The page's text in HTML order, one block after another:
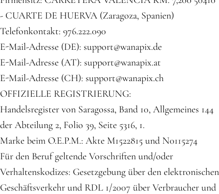
- CUARTE DE HUERVA (Zaragoza, Spanien)
Telefonkontakt: 976.222.090
E-Mail-Adresse (DE): support@wanapix.de
E-Mail-Adresse (AT): support@wanapix.at
E-Mail-Adresse (CH): support@wanapix.ch
OFFIZIELLE REGISTRIERUNG:
Handelsregister von Saragossa, Band 10, Allgemeines 144
der Abteilung 2, Folio 39, Seite 5316, 1.
Marke beim O.E.P.M.: Akte M1522815 und N0115274
Für den Beruf geltende Vorschriften und/oder
Verhaltenskodizes: Gesetzgebung über den elektronischen
Geschäftsverkehr und RDL 1/2007 über Verbraucher und